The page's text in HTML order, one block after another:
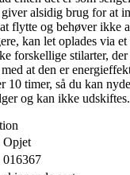
alsidig brug for at
flytte og behøver ikke
kan let oplades via
forskellige stilarter,
at den er
10 timer, så du kan
og kan ikke udskiftes.
Opjet
016367